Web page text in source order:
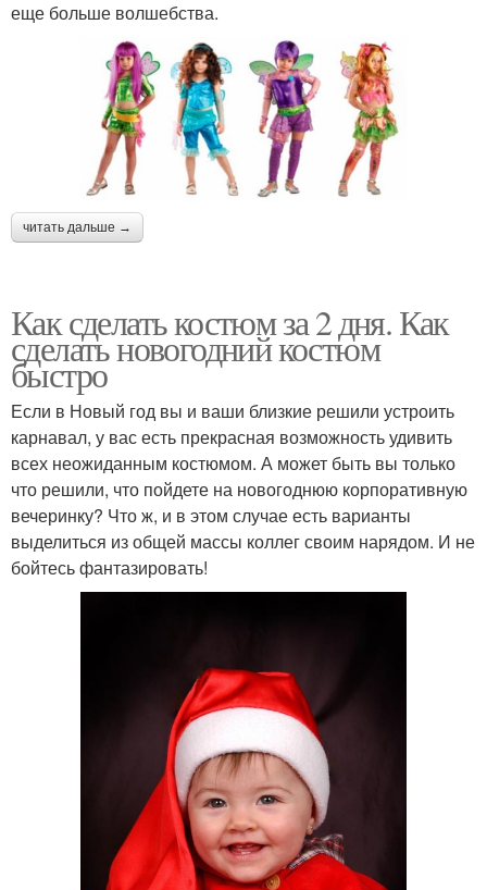
еще больше волшебства.
читать дальше →
Как сделать костюм за 2 дня. Как
сделать новогодний костюм
быстро
Если в Новый год вы и ваши близкие решили устроить
карнавал, у вас есть прекрасная возможность удивить
всех неожиданным костюмом. А может быть вы только
что решили, что пойдете на новогоднюю корпоративную
вечеринку? Что ж, и в этом случае есть варианты
выделиться из общей массы коллег своим нарядом. И не
бойтесь фантазировать!